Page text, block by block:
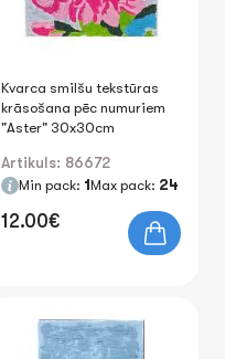
Kvarca smilšu tekstūras
krāsošana pēc numuriem
"Aster" 30x30cm
Artikuls: 86672
Min pack: 1Max pack: 24
12.00€